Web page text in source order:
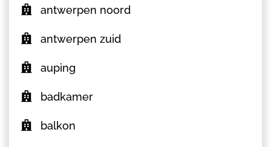
antwerpen noord
antwerpen zuid
auping
badkamer
balkon